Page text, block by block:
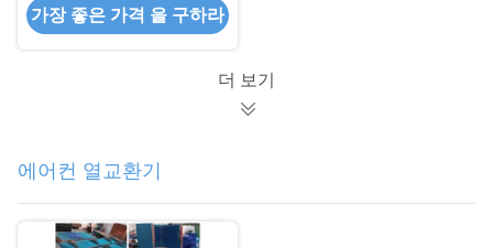
가장 좋은 가격 을 구하라
더 보기
에어컨 열교환기